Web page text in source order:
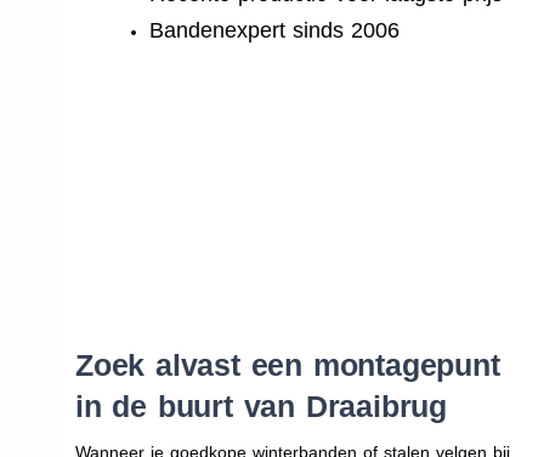
Bandenexpert sinds 2006
Zoek alvast een montagepunt
in de buurt van Draaibrug
Wanneer je goedkope winterbanden of stalen velgen bij